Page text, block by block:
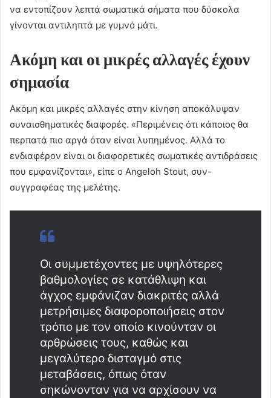
να εντοπίζουν λεπτά σωματικά σήματα που δύσκολα
γίνονται αντιληπτά με γυμνό μάτι.
Ακόμη και οι μικρές αλλαγές έχουν
σημασία
Ακόμη και μικρές αλλαγές στην κίνηση αποκάλυψαν
συναισθηματικές διαφορές. «Περιμένεις ότι κάποιος θα
περπατά πιο αργά όταν είναι λυπημένος. Αλλά το
ενδιαφέρον είναι οι διαφορετικές σωματικές αντιδράσεις
που εμφανίζονται», είπε ο Angeloh Stout, συν-
συγγραφέας της μελέτης.
Οι συμμετέχοντες με υψηλότερες
βαθμολογίες σε κατάθλιψη και
άγχος εμφάνιζαν διακριτές αλλά
μετρήσιμες διαφοροποιήσεις στον
τρόπο με τον οποίο κινούνταν οι
αρθρώσεις τους, καθώς και
μεγαλύτερο δισταγμό στις
μεταβάσεις, όπως όταν
σηκώνονταν για να αρχίσουν να